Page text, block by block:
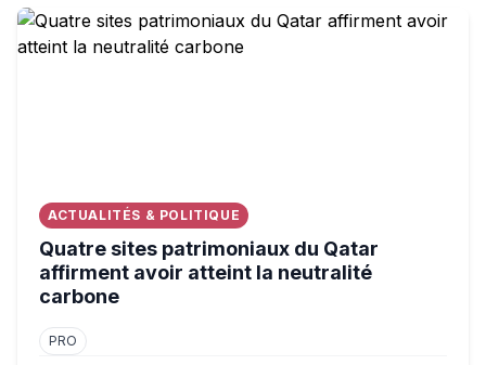
Quatre sites patrimoniaux du Qatar affirment avoir
ACTUALITÉS & POLITIQUE
Quatre sites patrimoniaux du Qatar
affirment avoir atteint la neutralité
carbone
PRO